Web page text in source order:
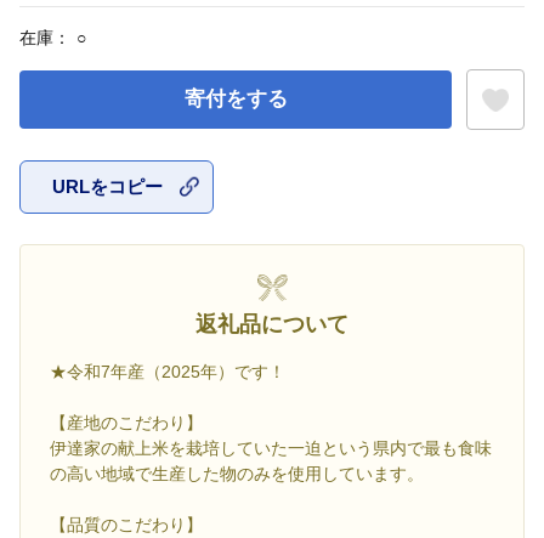
在庫： ○
寄付をする
URLをコピー
返礼品について
★令和7年産（2025年）です！
【産地のこだわり】
伊達家の献上米を栽培していた一迫という県内で最も食味
の高い地域で生産した物のみを使用しています。
【品質のこだわり】